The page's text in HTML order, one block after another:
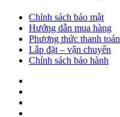
Chính sách bảo mật
Hướng dẫn mua hàng
Phương thức thanh toán
Lắp đặt – vận chuyển
Chính sách bảo hành